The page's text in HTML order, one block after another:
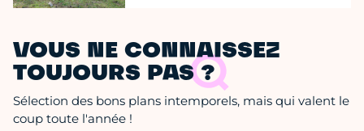
VOUS NE CONNAISSEZ
TOUJOURS PAS ?
Sélection des bons plans intemporels, mais qui valent le
coup toute l'année !